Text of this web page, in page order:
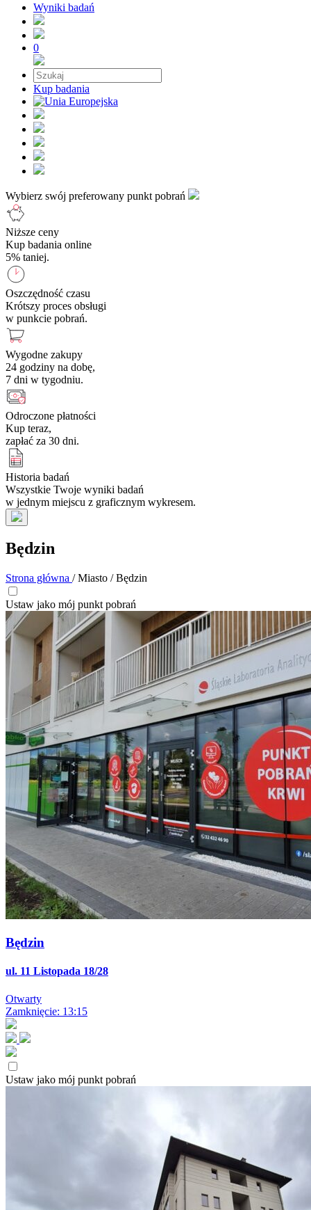
Wyniki badań
0
Kup badania
Wybierz swój preferowany punkt pobrań
Niższe ceny
Kup badania online
5% taniej.
Oszczędność czasu
Krótszy proces obsługi
w punkcie pobrań.
Wygodne zakupy
24 godziny na dobę,
7 dni w tygodniu.
Odroczone płatności
Kup teraz,
zapłać za 30 dni.
Historia badań
Wszystkie Twoje wyniki badań
w jednym miejscu z graficznym wykresem.
Będzin
Strona główna / Miasto / Będzin
Ustaw jako mój punkt pobrań
Będzin
ul. 11 Listopada 18/28
Otwarty
Zamknięcie: 13:15
Ustaw jako mój punkt pobrań